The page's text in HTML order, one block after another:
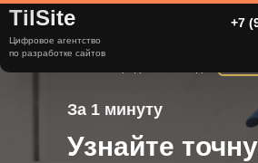
TilSite
Цифровое агентство
по разработке сайтов
+7
Ремонт бытовой техники в
8
ЛОГО
Узнайте
За 1 минуту